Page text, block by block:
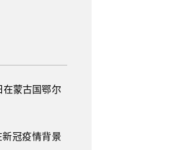
在蒙古国鄂尔
冠疫情背景